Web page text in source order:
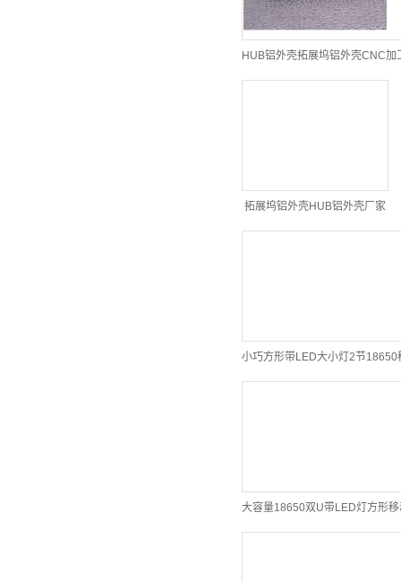
HUB铝外壳拓展坞铝外壳CNC加
拓展坞铝外壳HUB铝外壳厂家